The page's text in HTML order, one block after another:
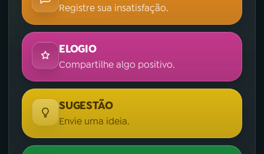
Registre sua insatisfação.
ELOGIO
Compartilhe algo positivo.
SUGESTÃO
Envie uma ideia.